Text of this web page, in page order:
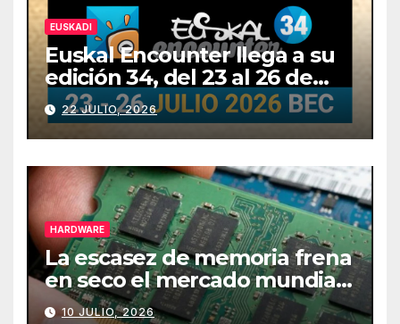
EUSKADI
Euskal Encounter llega a su
edición 34, del 23 al 26 de
julio
22 JULIO, 2026
HARDWARE
La escasez de memoria frena
en seco el mercado mundial
de PCs
10 JULIO, 2026